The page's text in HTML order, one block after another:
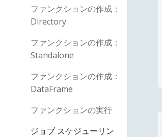
ファンクションの作成：
Directory
ファンクションの作成：
Standalone
ファンクションの作成：
DataFrame
ファンクションの実行
ジョブ スケジューリン